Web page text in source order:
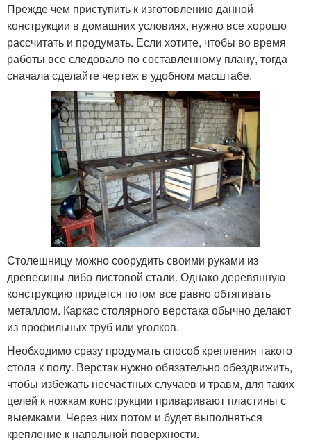
Прежде чем приступить к изготовлению данной
конструкции в домашних условиях, нужно все хорошо
рассчитать и продумать. Если хотите, чтобы во время
работы все следовало по составленному плану, тогда
сначала сделайте чертеж в удобном масштабе.
Столешницу можно соорудить своими руками из
древесины либо листовой стали. Однако деревянную
конструкцию придется потом все равно обтягивать
металлом. Каркас столярного верстака обычно делают
из профильных труб или уголков.
Необходимо сразу продумать способ крепления такого
стола к полу. Верстак нужно обязательно обездвижить,
чтобы избежать несчастных случаев и травм, для таких
целей к ножкам конструкции приваривают пластины с
выемками. Через них потом и будет выполняться
крепление к напольной поверхности.